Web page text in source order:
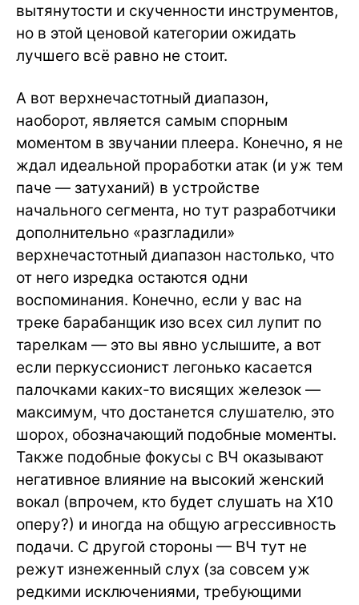
вытянутости и скученности инструментов,
но в этой ценовой категории ожидать
лучшего всё равно не стоит.
А вот верхнечастотный диапазон,
наоборот, является самым спорным
моментом в звучании плеера. Конечно, я не
ждал идеальной проработки атак (и уж тем
паче — затуханий) в устройстве
начального сегмента, но тут разработчики
дополнительно «разгладили»
верхнечастотный диапазон настолько, что
от него изредка остаются одни
воспоминания. Конечно, если у вас на
треке барабанщик изо всех сил лупит по
тарелкам — это вы явно услышите, а вот
если перкуссионист легонько касается
палочками каких-то висящих железок —
максимум, что достанется слушателю, это
шорох, обозначающий подобные моменты.
Также подобные фокусы с ВЧ оказывают
негативное влияние на высокий женский
вокал (впрочем, кто будет слушать на X10
оперу?) и иногда на общую агрессивность
подачи. С другой стороны — ВЧ тут не
режут изнеженный слух (за совсем уж
редкими исключениями, требующими